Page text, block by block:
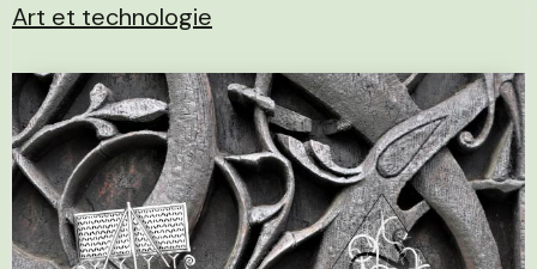
Art et technologie